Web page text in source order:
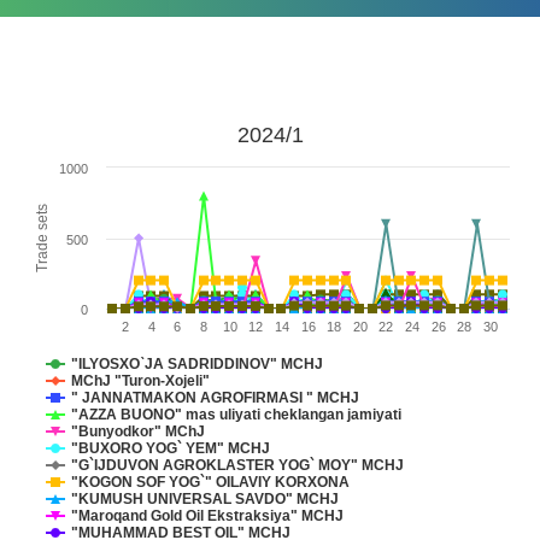
Trade sets
2024/1
"ILYOSXO`JA SADRIDDINOV" MCHJ
MChJ "Turon-Xojeli"
" JANNATMAKON AGROFIRMASI " MCHJ
"AZZA BUONO" mas uliyati cheklangan jamiyati
"Bunyodkor" MChJ
"BUXORO YOG` YEM" MCHJ
"G`IJDUVON AGROKLASTER YOG` MOY" MCHJ
"KOGON SOF YOG`" OILAVIY KORXONA
"KUMUSH UNIVERSAL SAVDO" MCHJ
"Maroqand Gold Oil Ekstraksiya" MCHJ
"MUHAMMAD BEST OIL" MCHJ
2 4 6 8 10 12 14 16 18 20 22 24 26 28 30
0
500
1000